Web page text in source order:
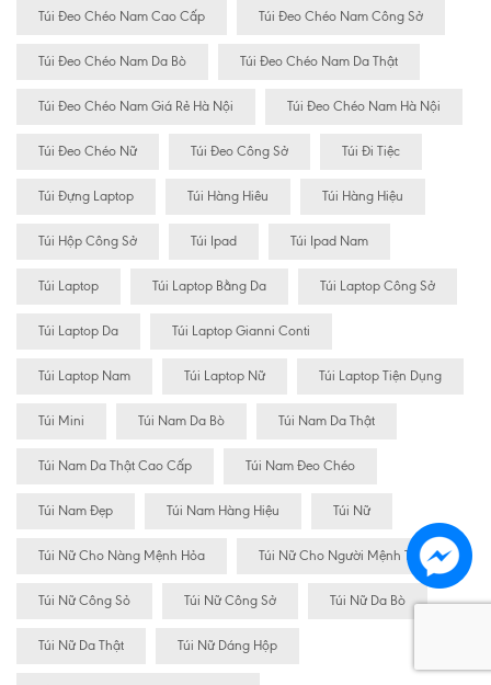
Túi Đeo Chéo Nam Cao Cấp Túi Đeo Chéo Nam Công Sở
Túi Đeo Chéo Nam Da Bò Túi Đeo Chéo Nam Da Thật
Túi Đeo Chéo Nam Giá Rẻ Hà Nội Túi Đeo Chéo Nam Hà Nội
Túi Đeo Chéo Nữ Túi Đeo Công Sở Túi Đi Tiệc
Túi Đựng Laptop Túi Hàng Hiêu Túi Hàng Hiệu
Túi Hộp Công Sở Túi Ipad Túi Ipad Nam
Túi Laptop Túi Laptop Bằng Da Túi Laptop Công Sở
Túi Laptop Da Túi Laptop Gianni Conti
Túi Laptop Nam Túi Laptop Nữ Túi Laptop Tiện Dụng
Túi Mini Túi Nam Da Bò Túi Nam Da Thật
Túi Nam Da Thật Cao Cấp Túi Nam Đeo Chéo
Túi Nam Đẹp Túi Nam Hàng Hiệu Túi Nữ
Túi Nữ Cho Nàng Mệnh Hỏa Túi Nữ Cho Người Mệnh Thủy
Túi Nữ Công Sỏ Túi Nữ Công Sở Túi Nữ Da Bò
Túi Nữ Da Thật Túi Nữ Dáng Hộp